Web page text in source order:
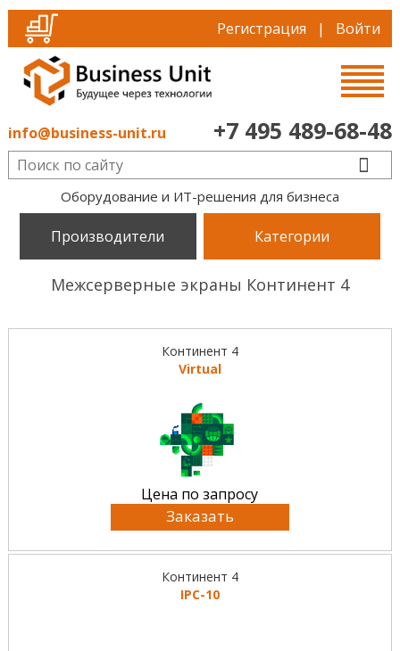
Регистрация | Войти
info@business-unit.ru +7 495 489-68-48
Оборудование и ИТ-решения для бизнеса
Производители Категории
Межсерверные экраны Континент 4
Континент 4
Virtual
Цена по запросу
Заказать
Континент 4
IPC-10